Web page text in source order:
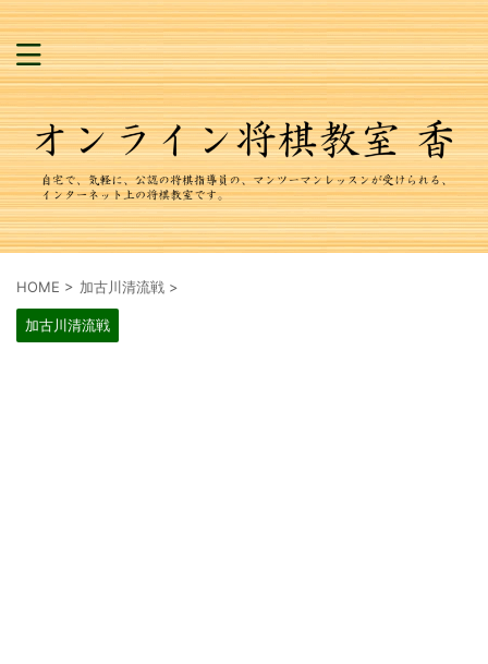
HOME > 加古川清流戦 >
加古川清流戦